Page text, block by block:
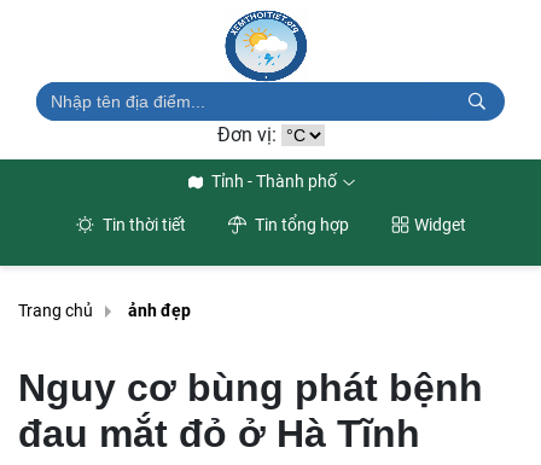
Đơn vị:
Tỉnh - Thành phố
Tin thời tiết Tin tổng hợp Widget
Trang chủ ảnh đẹp
Nguy cơ bùng phát bệnh
đau mắt đỏ ở Hà Tĩnh